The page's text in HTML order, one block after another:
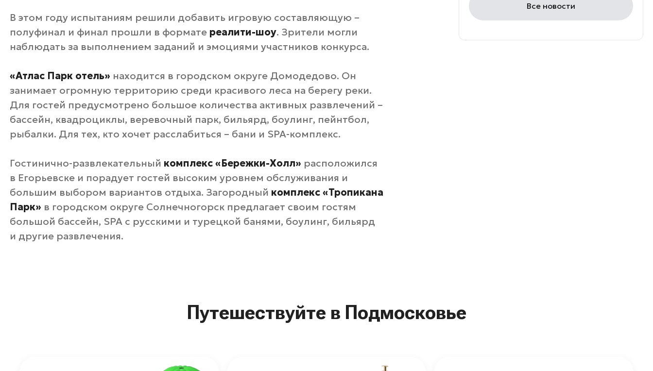
Все новости
В этом году испытаниям решили добавить игровую составляющую –
полуфинал и финал прошли в формате реалити-шоу. Зрители могли
наблюдать за выполнением заданий и эмоциями участников конкурса.
«Атлас Парк отель» находится в городском округе Домодедово. Он
занимает огромную территорию среди красивого леса на берегу реки.
Для гостей предусмотрено большое количества активных развлечений –
бассейн, квадроциклы, веревочный парк, бильярд, боулинг, пейнтбол,
рыбалки. Для тех, кто хочет расслабиться – бани и SPA-комплекс.
Гостинично-развлекательный комплекс «Бережки-Холл» расположился
в Егорьевске и порадует гостей высоким уровнем обслуживания и
большим выбором вариантов отдыха. Загородный комплекс «Тропикана
Парк» в городском округе Солнечногорск предлагает своим гостям
большой бассейн, SPA с русскими и турецкой банями, боулинг, бильярд
и другие развлечения.
Путешествуйте в Подмосковье